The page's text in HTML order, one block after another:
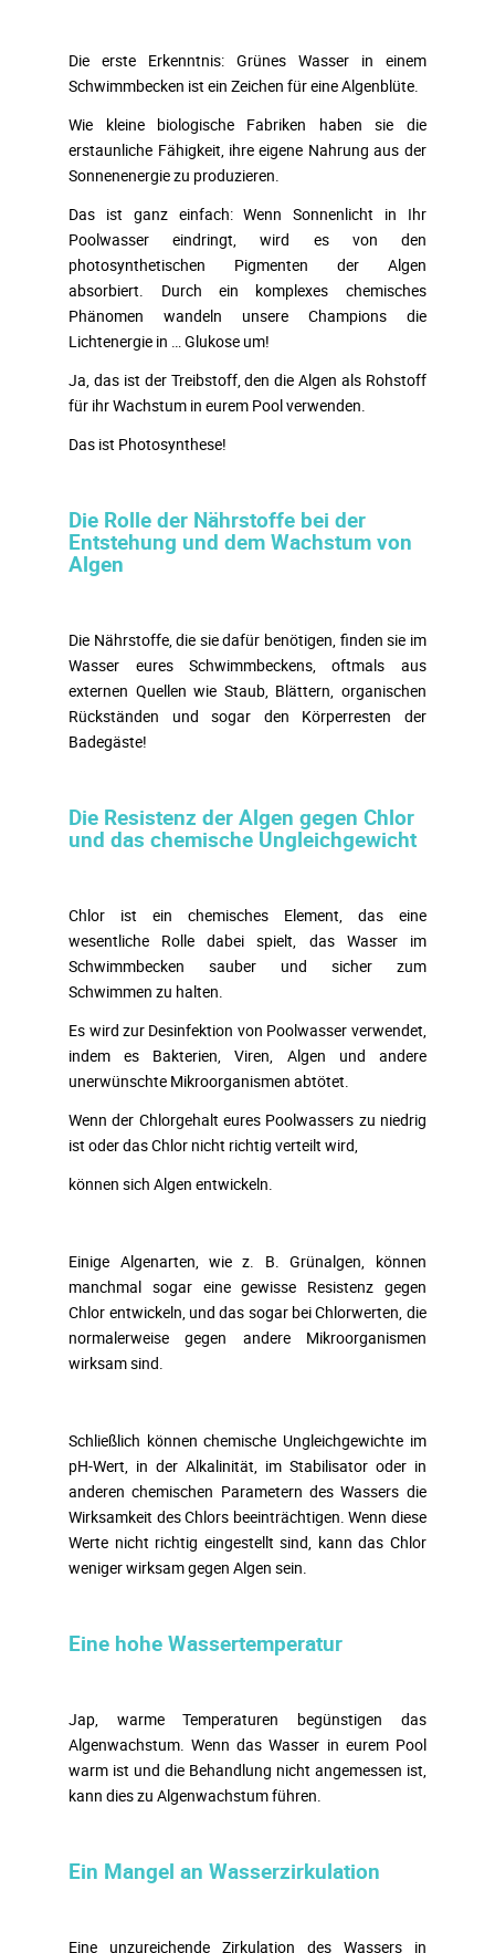
Die erste Erkenntnis: Grünes Wasser in einem
Schwimmbecken ist ein Zeichen für eine Algenblüte.
Wie kleine biologische Fabriken haben sie die
erstaunliche Fähigkeit, ihre eigene Nahrung aus der
Sonnenenergie zu produzieren.
Das ist ganz einfach: Wenn Sonnenlicht in Ihr
Poolwasser eindringt, wird es von den
photosynthetischen Pigmenten der Algen
absorbiert. Durch ein komplexes chemisches
Phänomen wandeln unsere Champions die
Lichtenergie in … Glukose um!
Ja, das ist der Treibstoff, den die Algen als Rohstoff
für ihr Wachstum in eurem Pool verwenden.
Das ist Photosynthese!
Die Rolle der Nährstoffe bei der
Entstehung und dem Wachstum von
Algen
Die Nährstoffe, die sie dafür benötigen, finden sie im
Wasser eures Schwimmbeckens, oftmals aus
externen Quellen wie Staub, Blättern, organischen
Rückständen und sogar den Körperresten der
Badegäste!
Die Resistenz der Algen gegen Chlor
und das chemische Ungleichgewicht
Chlor ist ein chemisches Element, das eine
wesentliche Rolle dabei spielt, das Wasser im
Schwimmbecken sauber und sicher zum
Schwimmen zu halten.
Es wird zur Desinfektion von Poolwasser verwendet,
indem es Bakterien, Viren, Algen und andere
unerwünschte Mikroorganismen abtötet.
Wenn der Chlorgehalt eures Poolwassers zu niedrig
ist oder das Chlor nicht richtig verteilt wird,
können sich Algen entwickeln.
Einige Algenarten, wie z. B. Grünalgen, können
manchmal sogar eine gewisse Resistenz gegen
Chlor entwickeln, und das sogar bei Chlorwerten, die
normalerweise gegen andere Mikroorganismen
wirksam sind.
Schließlich können chemische Ungleichgewichte im
pH-Wert, in der Alkalinität, im Stabilisator oder in
anderen chemischen Parametern des Wassers die
Wirksamkeit des Chlors beeinträchtigen. Wenn diese
Werte nicht richtig eingestellt sind, kann das Chlor
weniger wirksam gegen Algen sein.
Eine hohe Wassertemperatur
Jap, warme Temperaturen begünstigen das
Algenwachstum. Wenn das Wasser in eurem Pool
warm ist und die Behandlung nicht angemessen ist,
kann dies zu Algenwachstum führen.
Ein Mangel an Wasserzirkulation
Eine unzureichende Zirkulation des Wassers in